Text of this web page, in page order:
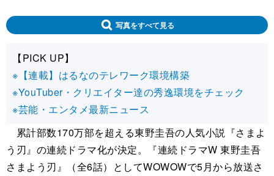
写真をすべて見る
【PICK UP】
※【連載】はるなのテレワーク環境構築
※YouTuber・クリエイター達の秀逸環境をチェック
※芸能・エンタメ最新ニュース
累計部数170万部を超える東野圭吾の人気小説『さまよ
う刃』の連続ドラマ化が決定。『連続ドラマW 東野圭吾
さまよう刃』（全6話）としてWOWOWで5月から放送さ